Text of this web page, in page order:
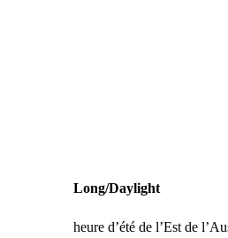
Long/Daylight
heure d’été de l’Est de